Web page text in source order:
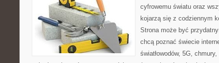
cyfrowemu światu oraz
kojarzą się z codziennym
Strona może być
chcą poznać świecie
światłowodów, 5G,